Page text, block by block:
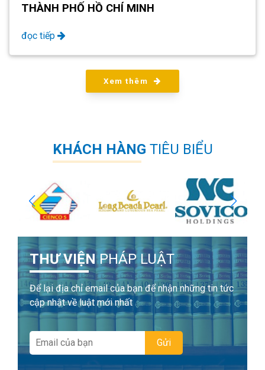
THÀNH PHỐ HỒ CHÍ MINH
đọc tiếp
Xem thêm
KHÁCH HÀNG TIÊU BIỂU
THƯ VIỆNPHÁP LUẬT
Để lại địa chỉ email của bạn để nhận những tin tức
cập nhật về luật mới nhất